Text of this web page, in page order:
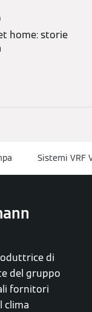
home: storie
Sistemi VRF
di
del gruppo
fornitori
clima